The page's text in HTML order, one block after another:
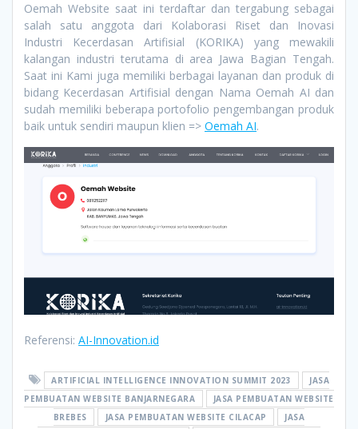
Oemah Website saat ini terdaftar dan tergabung sebagai
salah satu anggota dari Kolaborasi Riset dan Inovasi
Industri Kecerdasan Artifisial (KORIKA) yang mewakili
kalangan industri terutama di area Jawa Bagian Tengah.
Saat ini Kami juga memiliki berbagai layanan dan produk di
bidang Kecerdasan Artifisial dengan Nama Oemah AI dan
sudah memiliki beberapa portofolio pengembangan produk
baik untuk sendiri maupun klien => Oemah AI.
Referensi: AI-Innovation.id
ARTIFICIAL INTELLIGENCE INNOVATION SUMMIT 2023
JASA
PEMBUATAN WEBSITE BANJARNEGARA
JASA PEMBUATAN WEBSITE
BREBES
JASA PEMBUATAN WEBSITE CILACAP
JASA